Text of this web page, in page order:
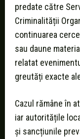
predate către
Criminalității
continuarea
sau daune
relatat
greutăți exacte
Cazul rămâne în
iar autoritățile
și sancțiunile